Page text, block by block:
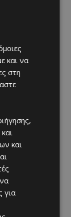
– Το
ευρωπαϊκά
και να
στη
και
για